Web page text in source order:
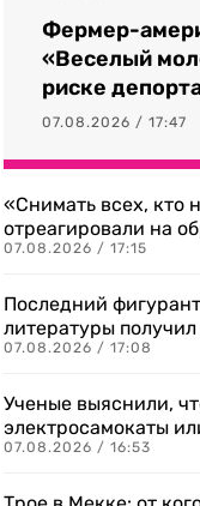
Фермер-
«Веселый
риске
07.08.2026 / 17:47
«Снимать всех, кто
отреагировали на
07.08.2026 / 17:15
Последний
литературы
07.08.2026 / 17:08
Ученые выяснили,
электросамокаты
07.08.2026 / 16:53